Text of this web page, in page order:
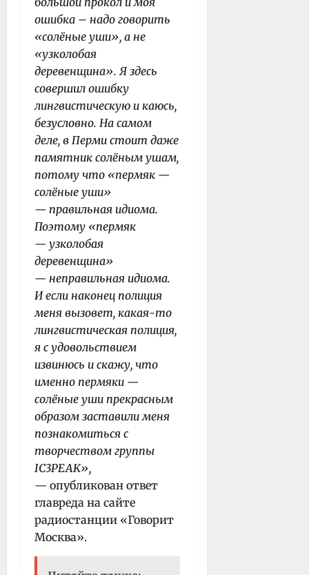
ошибка – надо говорить
«солёные уши», а не
«узколобая
деревенщина». Я здесь
совершил ошибку
лингвистическую и каюсь,
безусловно. На самом
деле, в Перми стоит даже
памятник солёным ушам,
потому что «пермяк —
солёные уши»
— правильная идиома.
Поэтому «пермяк
— узколобая
деревенщина»
— неправильная идиома.
И если наконец полиция
меня вызовет, какая-то
лингвистическая полиция,
я с удовольствием
извинюсь и скажу, что
именно пермяки —
солёные уши прекрасным
образом заставили меня
познакомиться с
творчеством группы
IC3PEAK»,
— опубликован ответ
главреда на сайте
радиостанции «Говорит
Москва».